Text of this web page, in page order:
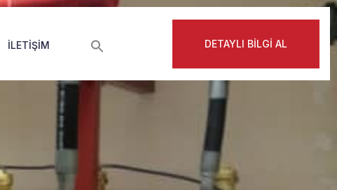
İLETIŞIM DETAYLI BİLGİ AL